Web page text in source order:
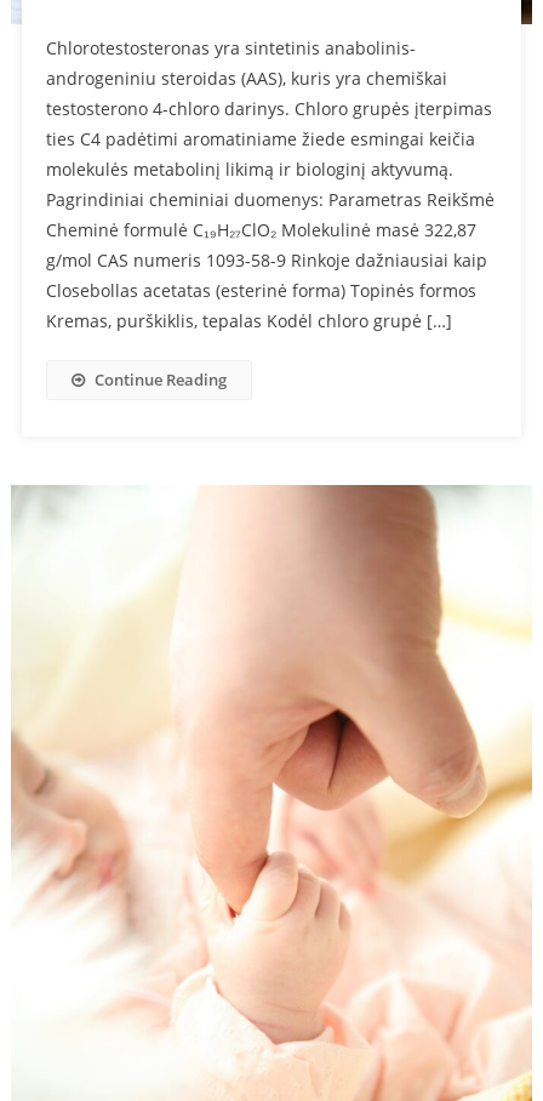
Chlorotestosteronas yra sintetinis anabolinis-
androgeniniu steroidas (AAS), kuris yra chemiškai
testosterono 4-chloro darinys. Chloro grupės įterpimas
ties C4 padėtimi aromatiniame žiede esmingai keičia
molekulės metabolinį likimą ir biologinį aktyvumą.
Pagrindiniai cheminiai duomenys: Parametras Reikšmė
Cheminė formulė C₁₉H₂₇ClO₂ Molekulinė masė 322,87
g/mol CAS numeris 1093-58-9 Rinkoje dažniausiai kaip
Closebollas acetatas (esterinė forma) Topinės formos
Kremas, purškiklis, tepalas Kodėl chloro grupė […]
Continue Reading